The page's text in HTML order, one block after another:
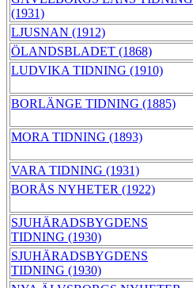
(1931)
LJUSNAN (1912)
ÖLANDSBLADET (1868)
LUDVIKA TIDNING (1910)
BORLÄNGE TIDNING (1885)
MORA TIDNING (1893)
VARA TIDNING (1931)
BORÅS NYHETER (1922)
SJUHÄRADSBYGDENS
TIDNING (1930)
SJUHÄRADSBYGDENS
TIDNING (1930)